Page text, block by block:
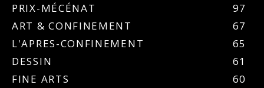
PRIX-MÉCÉNAT
97
ART & CONFINEMENT
67
L'APRES-CONFINEMENT
65
DESSIN
61
FINE ARTS
60